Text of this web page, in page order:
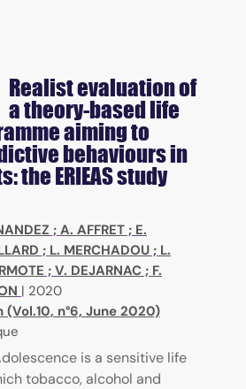
Realist evaluation of
a theory-based life
aiming to
behaviours in
the ERIEAS study
; A. AFFRET ; E.
; L. MERCHADOU ; L.
; V. DEJARNAC ; F.
| 2020
(Vol.10, n°6, June 2020)
is a sensitive life
tobacco, alcohol and